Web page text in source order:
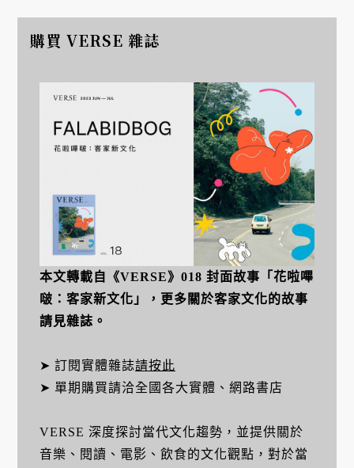
購買 VERSE 雜誌
本文轉載自
《VERSE》018 封面故事「花啦嗶
啵：客家新文化」，更多關於客家文化的故事
請見雜誌。
➤ 訂閱實體雜誌請按此
➤ 單期購買請洽全國各大實體、網路書店
VERSE 深度探討當代文化趨勢，並提供關於
音樂、閱讀、電影、飲食的文化觀點，對於當